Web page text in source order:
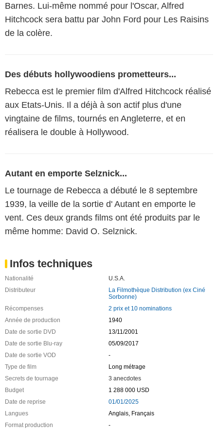
Barnes. Lui-même nommé pour l'Oscar, Alfred
Hitchcock sera battu par John Ford pour Les Raisins
de la colère.
Des débuts hollywoodiens prometteurs...
Rebecca est le premier film d'Alfred Hitchcock réalisé
aux Etats-Unis. Il a déjà à son actif plus d'une
vingtaine de films, tournés en Angleterre, et en
réalisera le double à Hollywood.
Autant en emporte Selznick...
Le tournage de Rebecca a débuté le 8 septembre
1939, la veille de la sortie d' Autant en emporte le
vent. Ces deux grands films ont été produits par le
même homme: David O. Selznick.
Infos techniques
Nationalité
U.S.A.
Distributeur
La Filmothèque Distribution (ex Ciné
Sorbonne)
Récompenses
2 prix et 10 nominations
Année de production
1940
Date de sortie DVD
13/11/2001
Date de sortie Blu-ray
05/09/2017
Date de sortie VOD
-
Type de film
Long métrage
Secrets de tournage
3 anecdotes
Budget
1 288 000 USD
Date de reprise
01/01/2025
Langues
Anglais, Français
Format production
-